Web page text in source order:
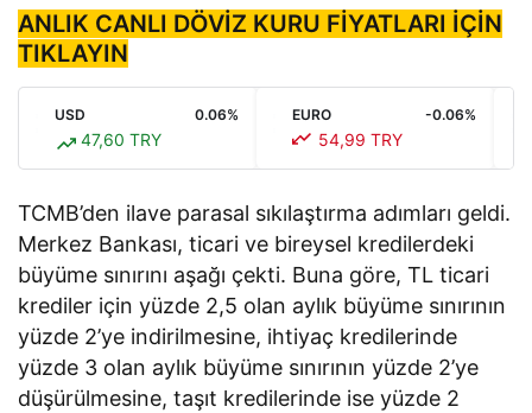
ANLIK CANLI DÖVİZ KURU FİYATLARI İÇİN
TIKLAYIN
USD 0.06%
47,60 TRY
EURO -0.06%
54,99 TRY
TCMB’den ilave parasal sıkılaştırma adımları geldi.
Merkez Bankası, ticari ve bireysel kredilerdeki
büyüme sınırını aşağı çekti. Buna göre, TL ticari
krediler için yüzde 2,5 olan aylık büyüme sınırının
yüzde 2’ye indirilmesine, ihtiyaç kredilerinde
yüzde 3 olan aylık büyüme sınırının yüzde 2’ye
düşürülmesine, taşıt kredilerinde ise yüzde 2